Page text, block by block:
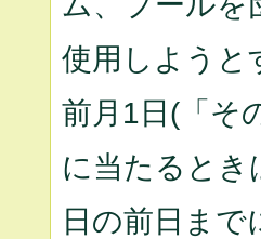
使用しようと
前月1日(「そ
に当たるとき
日の前日まで